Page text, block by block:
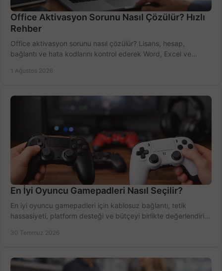
Office Aktivasyon Sorunu Nasıl Çözülür? Hızlı
Rehber
Office aktivasyon sorunu nasıl çözülür? Lisans, hesap,
bağlantı ve hata kodlarını kontrol ederek Word, Excel ve
1 Ağustos 2026
En İyi Oyuncu Gamepadleri Nasıl Seçilir?
En iyi oyuncu gamepadleri için kablosuz bağlantı, tetik
hassasiyeti, platform desteği ve bütçeyi birlikte değerlendirin;
30 Temmuz 2026